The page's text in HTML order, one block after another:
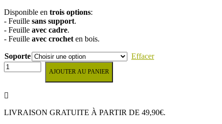
Disponible en trois options:
- Feuille sans support.
- Feuille avec cadre.
- Feuille avec crochet en bois.
Soporte
Effacer
quantité
de
À
BASCULE
AU
AJOUTER AU PANIER
LIVRAISON GRATUITE À PARTIR DE 49,90€.